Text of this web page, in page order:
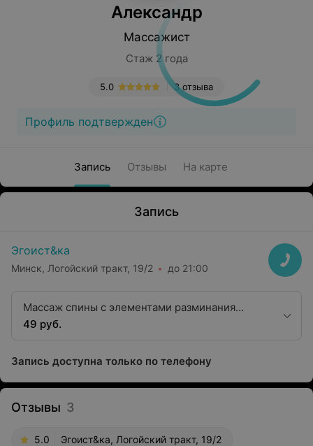
Александр
Массажист
Стаж 2 года
3 отзыва
5.0
Профиль подтвержден
Запись Отзывы На карте
Запись
Эгоист&ка
Минск, Логойский тракт, 19/2 до 21:00
Массаж спины с элементами разминания
шейно-воротниковой зоны (кроме лечебного)
49 руб.
Запись доступна только по телефону
Отзывы 3
5.0 Эгоист&ка, Логойский тракт, 19/2